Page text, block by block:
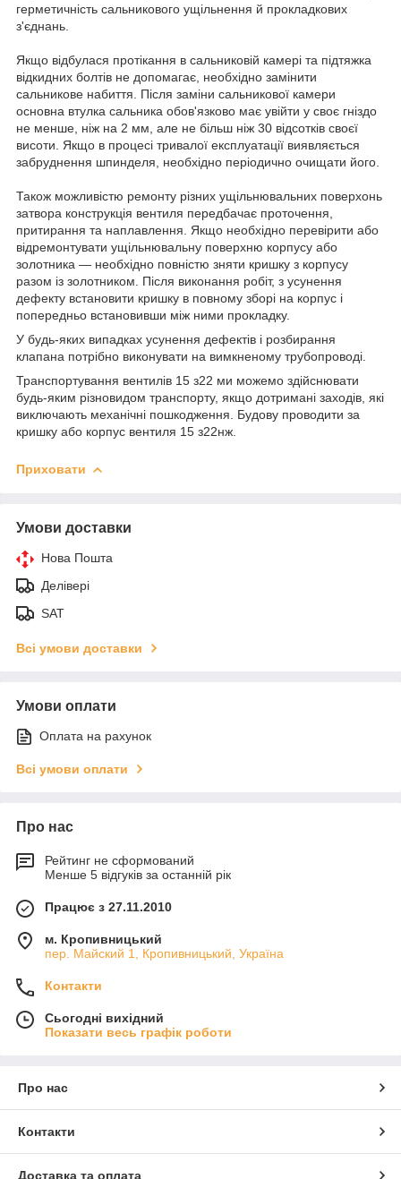
герметичність сальникового ущільнення й прокладкових
з'єднань.
Якщо відбулася протікання в сальниковій камері та підтяжка
відкидних болтів не допомагає, необхідно замінити
сальникове набиття. Після заміни сальникової камери
основна втулка сальника обов'язково має увійти у своє гніздо
не менше, ніж на 2 мм, але не більш ніж 30 відсотків своєї
висоти. Якщо в процесі тривалої експлуатації виявляється
забруднення шпинделя, необхідно періодично очищати його.
Також можливістю ремонту різних ущільнювальних поверхонь
затвора конструкція вентиля передбачає проточення,
притирання та наплавлення. Якщо необхідно перевірити або
відремонтувати ущільнювальну поверхню корпусу або
золотника — необхідно повністю зняти кришку з корпусу
разом із золотником. Після виконання робіт, з усунення
дефекту встановити кришку в повному зборі на корпус і
попередньо встановивши між ними прокладку.
У будь-яких випадках усунення дефектів і розбирання
клапана потрібно виконувати на вимкненому трубопроводі.
Транспортування вентилів 15 з22 ми можемо здійснювати
будь-яким різновидом транспорту, якщо дотримані заходів, які
виключають механічні пошкодження. Будову проводити за
кришку або корпус вентиля 15 з22нж.
Приховати
Умови доставки
Нова Пошта
Делівері
SAT
Всі умови доставки
Умови оплати
Оплата на рахунок
Всі умови оплати
Про нас
Рейтинг не сформований
Менше 5 відгуків за останній рік
Працює з 27.11.2010
м. Кропивницький
пер. Майский 1, Кропивницький, Україна
Контакти
Сьогодні вихідний
Показати весь графік роботи
Про нас
Контакти
Доставка та оплата